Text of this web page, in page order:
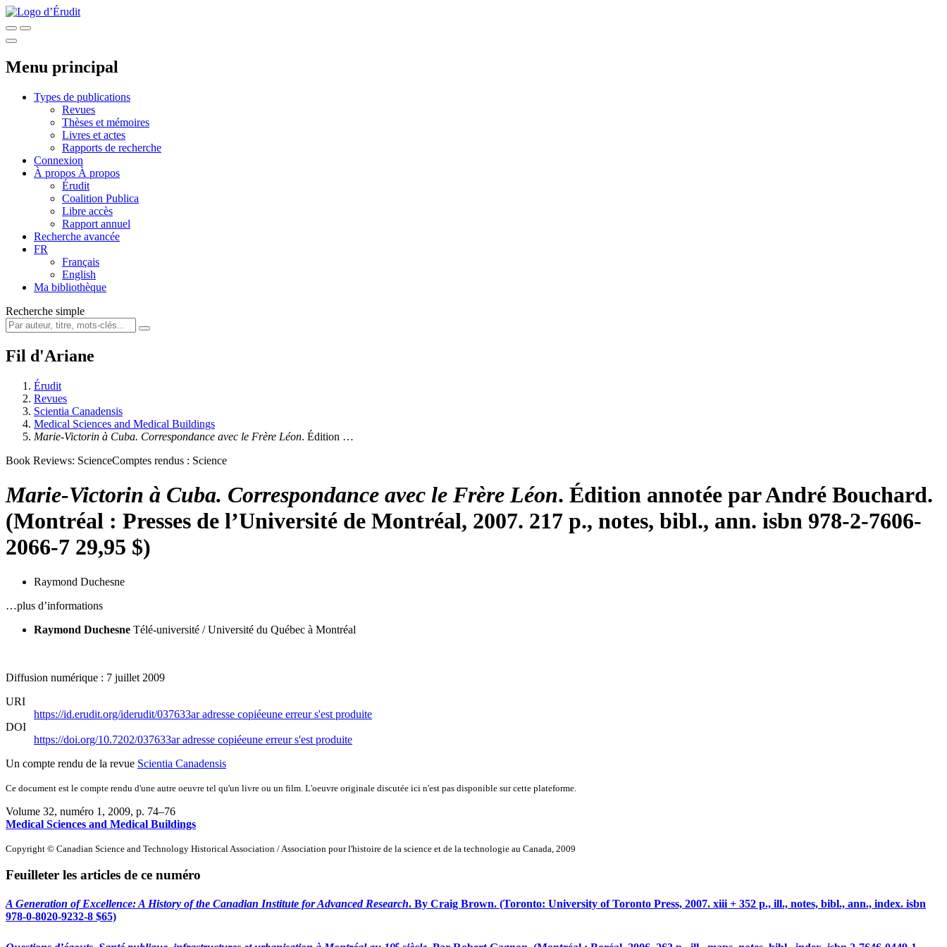
Menu principal
Types de publications
Revues
Thèses et mémoires
Livres et actes
Rapports de recherche
Connexion
À propos À propos
Érudit
Coalition Publica
Libre accès
Rapport annuel
Recherche avancée
FR
Français
English
Ma bibliothèque
Recherche simple
Fil d'Ariane
Érudit
Revues
Scientia Canadensis
Medical Sciences and Medical Buildings
Marie-Victorin à Cuba. Correspondance avec le Frère Léon. Édition …
Book Reviews: ScienceComptes rendus : Science
Marie-Victorin à Cuba. Correspondance avec le Frère Léon. Édition annotée par André Bouchard.
(Montréal : Presses de l’Université de Montréal, 2007. 217 p., notes, bibl., ann. isbn 978-2-7606-
2066-7 29,95 $)
Raymond Duchesne
…plus d’informations
Raymond Duchesne Télé-université / Université du Québec à Montréal
Diffusion numérique : 7 juillet 2009
URI
https://id.erudit.org/iderudit/037633aradresse copiéeune erreur s'est produite
DOI
https://doi.org/10.7202/037633aradresse copiéeune erreur s'est produite
Un compte rendu de la revue Scientia Canadensis
Ce document est le compte rendu d'une autre oeuvre tel qu'un livre ou un film. L'oeuvre originale discutée ici n'est pas disponible sur cette plateforme.
Volume 32, numéro 1, 2009, p. 74–76
Medical Sciences and Medical Buildings
Copyright © Canadian Science and Technology Historical Association / Association pour l'histoire de la science et de la technologie au Canada, 2009
Feuilleter les articles de ce numéro
A Generation of Excellence: A History of the Canadian Institute for Advanced Research. By Craig Brown. (Toronto: University of Toronto Press, 2007. xiii + 352 p., ill., notes, bibl., ann., index. isbn
978-0-8020-9232-8 $65)
e